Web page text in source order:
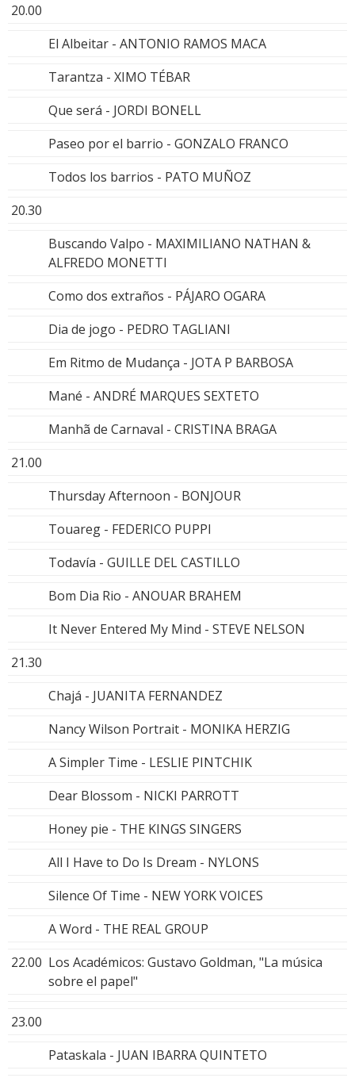
20.00
El Albeitar - ANTONIO RAMOS MACA
Tarantza - XIMO TÉBAR
Que será - JORDI BONELL
Paseo por el barrio - GONZALO FRANCO
Todos los barrios - PATO MUÑOZ
20.30
Buscando Valpo - MAXIMILIANO NATHAN &
ALFREDO MONETTI
Como dos extraños - PÁJARO OGARA
Dia de jogo - PEDRO TAGLIANI
Em Ritmo de Mudança - JOTA P BARBOSA
Mané - ANDRÉ MARQUES SEXTETO
Manhã de Carnaval - CRISTINA BRAGA
21.00
Thursday Afternoon - BONJOUR
Touareg - FEDERICO PUPPI
Todavía - GUILLE DEL CASTILLO
Bom Dia Rio - ANOUAR BRAHEM
It Never Entered My Mind - STEVE NELSON
21.30
Chajá - JUANITA FERNANDEZ
Nancy Wilson Portrait - MONIKA HERZIG
A Simpler Time - LESLIE PINTCHIK
Dear Blossom - NICKI PARROTT
Honey pie - THE KINGS SINGERS
All I Have to Do Is Dream - NYLONS
Silence Of Time - NEW YORK VOICES
A Word - THE REAL GROUP
22.00 Los Académicos: Gustavo Goldman, "La música
sobre el papel"
23.00
Pataskala - JUAN IBARRA QUINTETO